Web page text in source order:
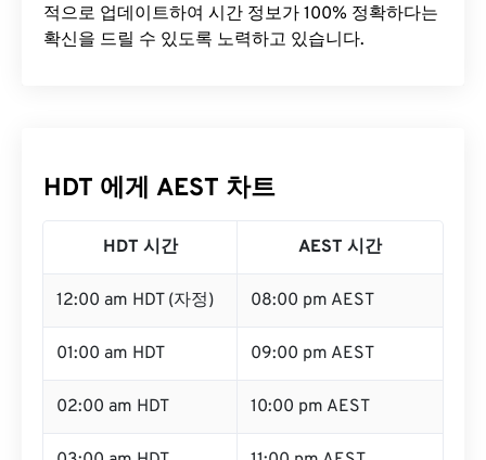
적으로 업데이트하여 시간 정보가 100% 정확하다는
확신을 드릴 수 있도록 노력하고 있습니다.
HDT 에게 AEST 차트
HDT 시간 AEST 시간
12:00 am HDT (자정) 08:00 pm AEST
01:00 am HDT 09:00 pm AEST
02:00 am HDT 10:00 pm AEST